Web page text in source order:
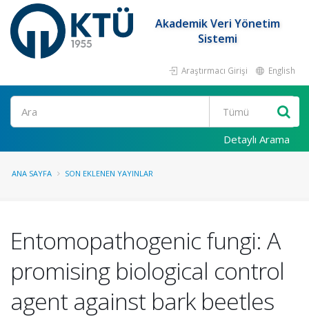
Akademik Veri Yönetim
Sistemi
Araştırmacı Girişi English
Ara
Detaylı Arama
ANA SAYFA SON EKLENEN YAYINLAR
Entomopathogenic fungi: A
promising biological control
agent against bark beetles